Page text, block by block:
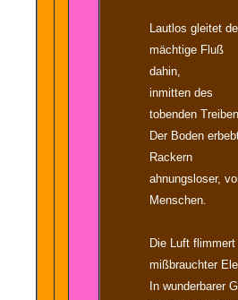
Lautlos gleitet
mächtige Fluß
dahin,
inmitten des
tobenden
Der Boden
Rackern
ahnungsloser,
Menschen.
Die Luft
mißbrauchter
In wunderbarer